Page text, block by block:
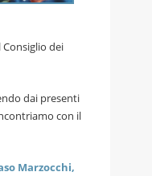
dei
dai presenti
con il
Marzocchi,